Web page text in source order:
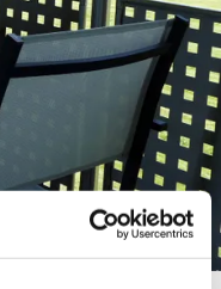
wir Ihnen gerne
die detaillierten